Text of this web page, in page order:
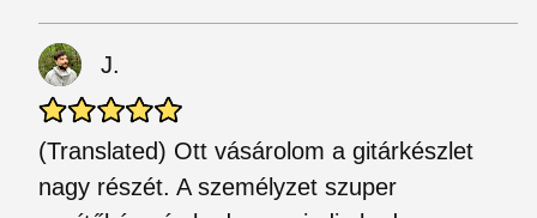
J.
(Translated) Ott vásárolom a gitárkészlet
nagy részét. A személyzet szuper